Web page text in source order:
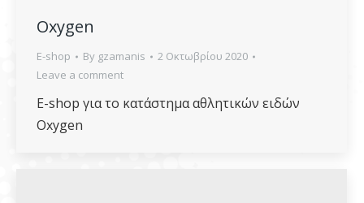
Oxygen
E-shop By gzamanis
2 Οκτωβρίου 2020
Leave a comment
E-shop για το κατάστημα αθλητικών ειδών
Oxygen